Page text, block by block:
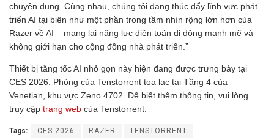
chuyên dụng. Cùng nhau, chúng tôi đang thúc đẩy lĩnh vực phát
triển AI tại biên như một phần trong tầm nhìn rộng lớn hơn của
Razer về AI – mang lại năng lực điện toán di động mạnh mẽ và
không giới hạn cho cộng đồng nhà phát triển.”
Thiết bị tăng tốc AI nhỏ gọn này hiện đang được trưng bày tại
CES 2026: Phòng của Tenstorrent tọa lạc tại Tầng 4 của
Venetian, khu vực Zeno 4702. Để biết thêm thông tin, vui lòng
truy cập trang web của Tenstorrent.
Tags: CES 2026 RAZER TENSTORRENT